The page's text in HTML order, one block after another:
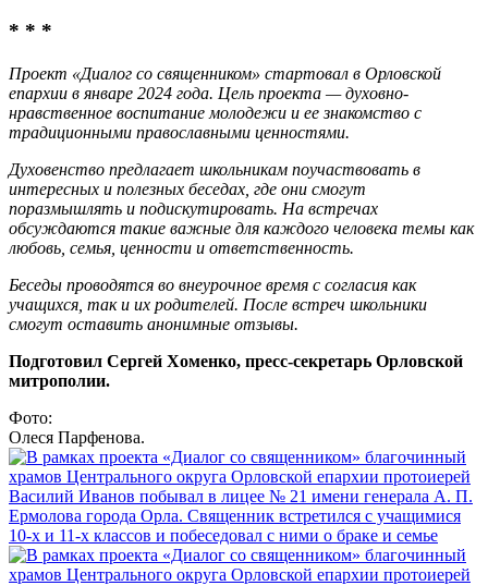
* * *
Проект «Диалог со священником» стартовал в Орловской
епархии в январе 2024 года. Цель проекта — духовно-
нравственное воспитание молодежи и ее знакомство с
традиционными православными ценностями.
Духовенство предлагает школьникам поучаствовать в
интересных и полезных беседах, где они смогут
поразмышлять и подискутировать. На встречах
обсуждаются такие важные для каждого человека темы как
любовь, семья, ценности и ответственность.
Беседы проводятся во внеурочное время с согласия как
учащихся, так и их родителей. После встреч школьники
смогут оставить анонимные отзывы.
Подготовил Сергей Хоменко, пресс-секретарь Орловской
митрополии.
Фото:
Олеся Парфенова.